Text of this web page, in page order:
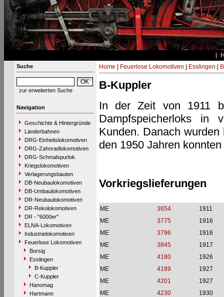
Suche
zur erweiterten Suche
Navigation
Geschichte & Hintergründe
Länderbahnen
DRG-Einheitslokomotiven
DRG-Zahnradlokomotiven
DRG-Schmalspurlok.
Kriegslokomotiven
Verlagerungsbauten
DB-Neubaulokomotiven
DB-Umbaulokomotiven
DR-Neubaulokomotiven
DR-Rekolokomotiven
DR - "6000er"
ELNA-Lokomotiven
Industrielokomotiven
Feuerlose Lokomotiven
Borsig
Esslingen
B-Kuppler
C-Kuppler
Hanomag
Hartmann
Home Feuerlose Lokomotiven Esslingen
B-Kuppler
In der Zeit von 1911
Dampfspeicherloks in
Kunden. Danach
den 1950 Jahren
Vorkriegslieferungen
ME 3654
1911
ME
3775
1916
ME
3796
1916
ME
3845
1917
ME
4180
1926
ME
4189
1927
ME
4201
1927
ME
4230 1930